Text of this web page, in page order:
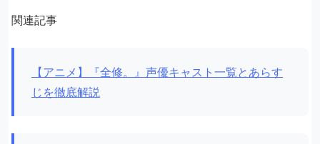
関連記事
【アニメ】『全修。』声優キャスト一覧とあらす
じを徹底解説